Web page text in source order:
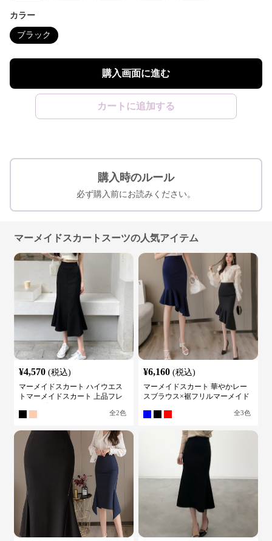
カラー
ブラック
購入画面に進む
カートに追加する
購入時のルール
必ず購入前にお読みください。
マーメイドスカートスーツの人気アイテム
¥4,570 (税込)
マーメイドスカート ハイウエス
トマーメイドスカート 上品フレ
全2色
¥6,160 (税込)
マーメイドスカート 華やかレー
スブラウス×裾フリルマーメイド
全3色